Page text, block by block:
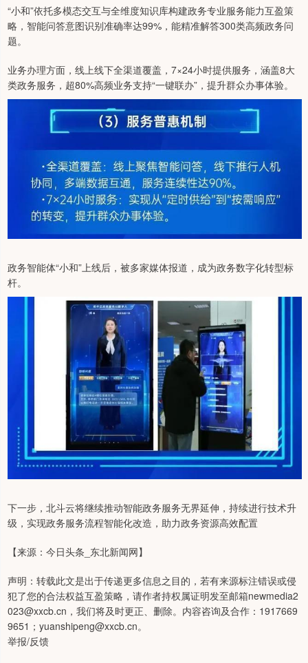
“小和”依托多模态交互与全维度知识库构建政务专业服务能力互盈策
略，智能问答意图识别准确率达99%，能精准解答300类高频政务问
题。
业务办理方面，线上线下全渠道覆盖，7×24小时提供服务，涵盖8大
类政务服务，超80%高频业务支持“一键联办”，提升群众办事体验。
政务智能体“小和”上线后，被多家媒体报道，成为政务数字化转型标
杆。
下一步，北斗云将继续推动智能政务服务无界延伸，持续进行技术升
级，实现政务服务流程智能化改造，助力政务资源高效配置
【来源：今日头条_东北新闻网】
声明：转载此文是出于传递更多信息之目的，若有来源标注错误或侵
犯了您的合法权益互盈策略，请作者持权属证明发至邮箱newmedia2
023@xxcb.cn，我们将及时更正、删除。内容咨询及合作：1917669
9651；yuanshipeng@xxcb.cn。
举报/反馈